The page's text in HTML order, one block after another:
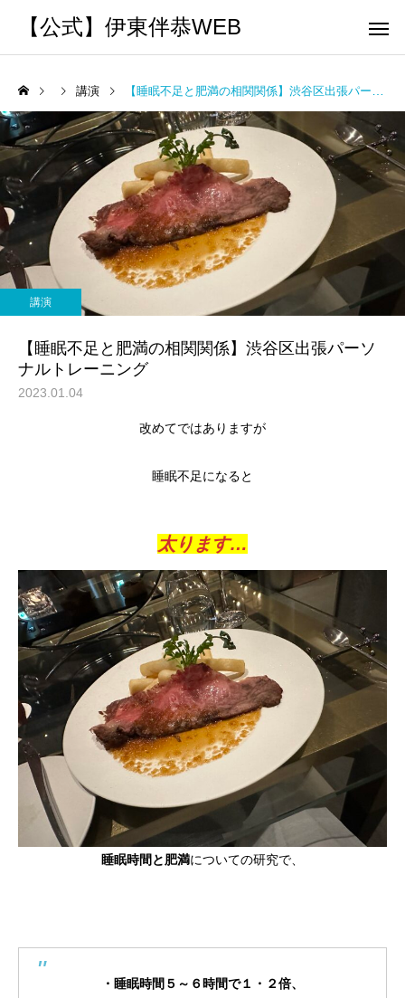
【公式】伊東伴恭WEB
トレーナーとして 個別トレー
出張 講演 セミナー 運動・体操
パーソナルトレーニ
ング
キックボクシングで本当に
で答えます
パーソナルトレーニ
ング
パーソナルトレーナー
び方｜失敗しない7つの
解説
講演 【睡眠不足と肥満の相関関係】渋谷区出張パーソナルトレーニング
講演
【睡眠不足と肥満の相関関係】渋谷区出張パーソ
ナルトレーニング
2023.01.04
改めてではありますが
睡眠不足になると
太ります…
睡眠時間と肥満についての研究で、
・睡眠時間５～６時間で１・２倍、